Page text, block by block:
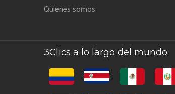
Quienes somos
3Clics a lo largo del mundo